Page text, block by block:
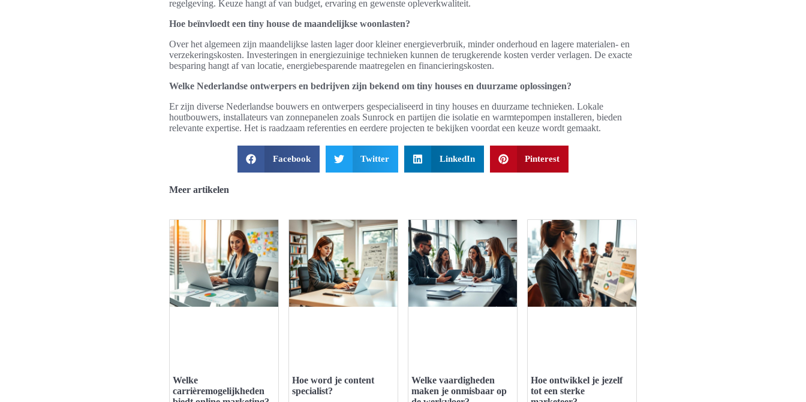
regelgeving. Keuze hangt af van budget, ervaring en gewenste opleverkwaliteit.
Hoe beïnvloedt een tiny house de maandelijkse woonlasten?
Over het algemeen zijn maandelijkse lasten lager door kleiner energieverbruik, minder onderhoud en lagere materialen- en
verzekeringskosten. Investeringen in energiezuinige technieken kunnen de terugkerende kosten verder verlagen. De exacte
besparing hangt af van locatie, energiebesparende maatregelen en financieringskosten.
Welke Nederlandse ontwerpers en bedrijven zijn bekend om tiny houses en duurzame oplossingen?
Er zijn diverse Nederlandse bouwers en ontwerpers gespecialiseerd in tiny houses en duurzame technieken. Lokale
houtbouwers, installateurs van zonnepanelen zoals Sunrock en partijen die isolatie en warmtepompen installeren, bieden
relevante expertise. Het is raadzaam referenties en eerdere projecten te bekijken voordat een keuze wordt gemaakt.
Facebook Twitter LinkedIn Pinterest
Meer artikelen
Welke
carrièremogelijkheden
Hoe word je content
specialist?
Welke vaardigheden
maken je onmisbaar op
Hoe ontwikkel je jezelf
tot een sterke